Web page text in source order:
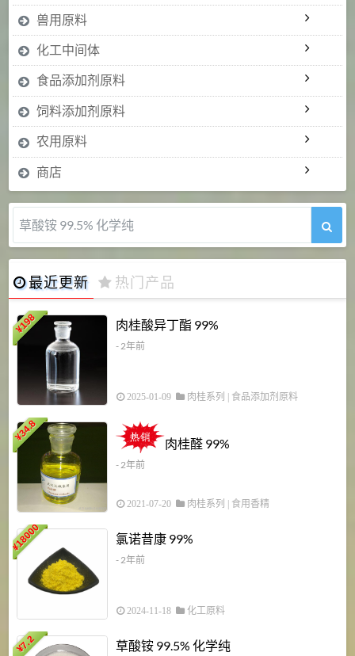
兽用原料
化工中间体
食品添加剂原料
饲料添加剂原料
农用原料
商店
5-甲氧基吲哚 98%
最近更新 热门产品
¥
198 肉桂酸异丁酯 99%
- 2年前
2025-01-09 肉桂系列 食品添加剂原料
¥
34.8
肉桂醛 99%
- 2年前
2021-07-20 肉桂系列 食用香精
¥
18000 氯诺昔康 99%
- 2年前
2024-11-18 化工原料
¥
7.2 草酸铵 99.5% 化学纯